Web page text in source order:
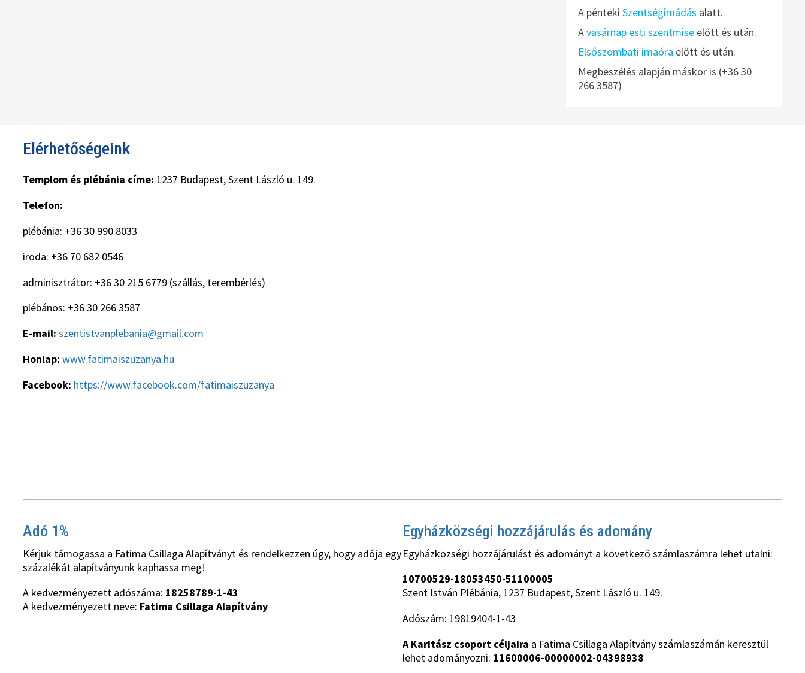
A péntekiSzentségimádás alatt.
Avasárnap esti szentmise előtt és után.
Elsőszombati imaóra előtt és után.
Megbeszélés alapján máskor is (+36 30
266 3587)
Elérhetőségeink
Templom és plébánia címe: 1237 Budapest, Szent László u. 149.
Telefon:
plébánia: +36 30 990 8033
iroda: +36 70 682 0546
adminisztrátor: +36 30 215 6779 (szállás, terembérlés)
plébános: +36 30 266 3587
E-mail:szentistvanplebania@gmail.com
Honlap: www.fatimaiszuzanya.hu
Facebook: https://www.facebook.com/fatimaiszuzanya
Adó 1%
Kérjük támogassa a Fatima Csillaga Alapítványt és rendelkezzen úgy, hogy adója egy
százalékát alapítványunk kaphassa meg!
A kedvezményezett adószáma: 18258789-1-43
A kedvezményezett neve: Fatima Csillaga Alapítvány
Egyházközségi hozzájárulás és adomány
Egyházközségi hozzájárulást és adományt a következő számlaszámra lehet utalni:
10700529-18053450-51100005
Szent István Plébánia, 1237 Budapest, Szent László u. 149.
Adószám: 19819404-1-43
A Karitász csoport céljaira a Fatima Csillaga Alapítvány számlaszámán keresztül
lehet adományozni: 11600006-00000002-04398938